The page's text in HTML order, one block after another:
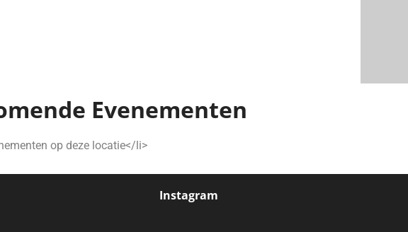
Evenementen
op deze locatie</li>
Instagram